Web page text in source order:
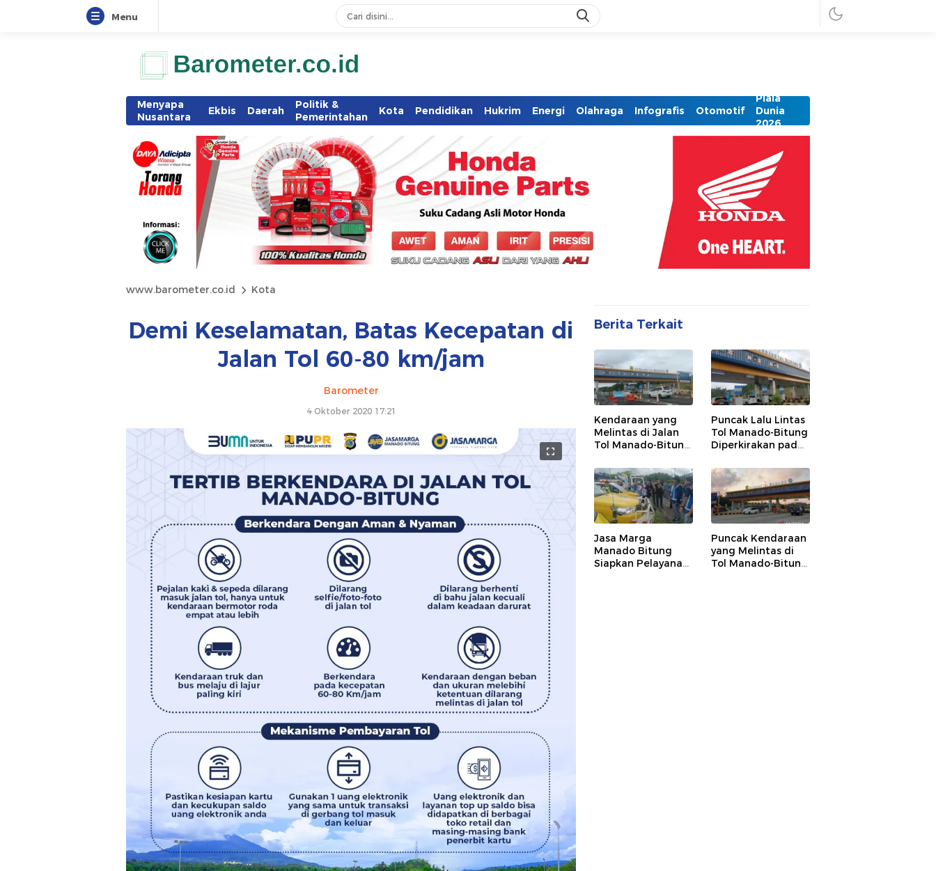
Menu
Menyapa
Nusantara
Ekbis Daerah
Politik &
Pemerintahan
Kota Pendidikan Hukrim Energi Olahraga Infografis Otomotif
Piala
Dunia
2026
www.barometer.co.id Kota
Demi Keselamatan, Batas Kecepatan di
Jalan Tol 60-80 km/jam
Barometer
4 Oktober 2020 17:21
Berita Terkait
Kendaraan yang
Melintas di Jalan
Tol Manado-Bitung
Capai 6.700 an per
Hari
Puncak Lalu Lintas
Tol Manado-Bitung
Diperkirakan pada
Jasa Marga
Manado Bitung
Siapkan Pelayanan
Puncak Kendaraan
yang Melintas di
Tol Manado-Bitung